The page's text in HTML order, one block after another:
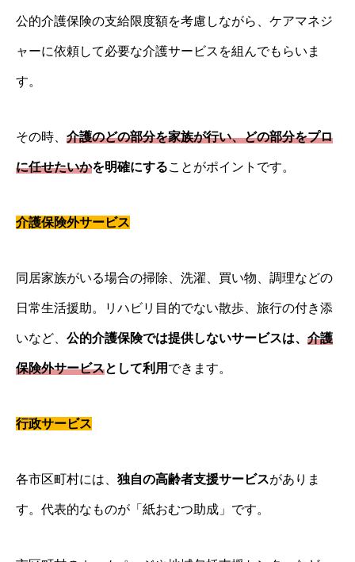
公的介護保険の支給限度額を考慮しながら、ケアマネジ
ャーに依頼して必要な介護サービスを組んでもらいま
す。
その時、 介護のどの部分を家族が行い、どの部分をプロ
に任せたいかを明確にすることがポイントです。
介護保険外サービス
同居家族がいる場合の掃除、洗濯、買い物、調理などの
日常生活援助。リハビリ目的でない散歩、旅行の付き添
いなど、 公的介護保険では提供しないサービスは、 介護
保険外サービスとして利用 できます。
行政サービス
各市区町村には、 独自の高齢者支援サービスがありま
す。代表的なものが「紙おむつ助成」です。